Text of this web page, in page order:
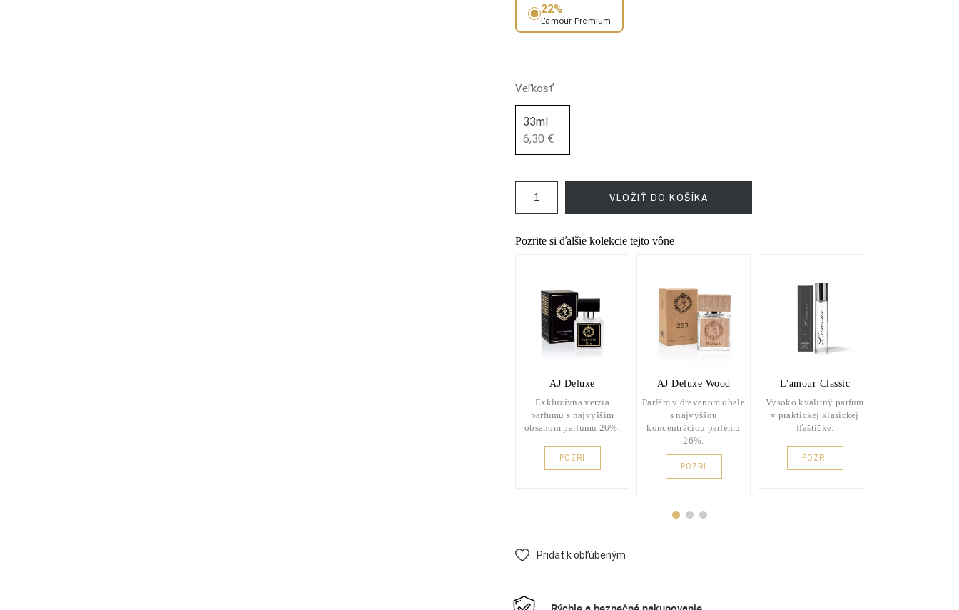
22%
L’amour Premium
Veľkosť
33ml
6,30 €
VLOŽIŤ DO KOŠÍKA
Pozrite si ďalšie kolekcie tejto vône
AJ Deluxe
Exkluzívna verzia
parfumu s najvyšším
obsahom parfumu 26%.
POZRI
AJ Deluxe Wood
Parfém v drevenom obale
s najvyššou
koncentráciou parfému
26%.
POZRI
L'amour Classic
Vysoko kvalitný parfum
v praktickej klasickej
fľaštičke.
POZRI
Pridať k obľúbeným